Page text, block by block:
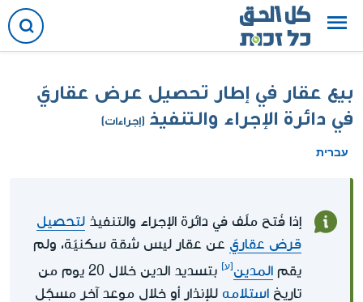
بيع عقار في إطار تحصيل عرض عقاريّ
في دائرة الإجراء والتنفيذ (إجراءات)
עברית
إذا فُتح ملّف في دائرة الإجراء والتنفيذ لتحصيل
قرض عقاريّ عن عقار ليس شقة سكنيّة، ولم
يقم المدين
بتسديد الدين خلال 20 يوم من
تاريخ استلامه للإنذار أو خلال موعد آخر مسجّل